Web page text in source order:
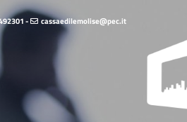
- cassaedilemolise@pec.it